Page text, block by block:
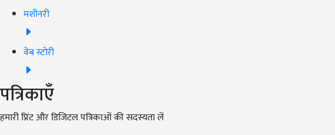
मशीनरी
वेब स्टोरी
पत्रिकाएँ
हमारी प्रिंट और डिजिटल पत्रिकाओं की सदस्यता लें